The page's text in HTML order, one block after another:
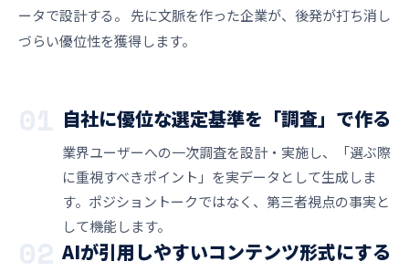
ータで設計する。 先に文脈を作った企業が、後発が打ち消し
づらい優位性を獲得します。
自社に優位な選定基準を「調査」で作る
業界ユーザーへの一次調査を設計・実施し、「選ぶ際
に重視すべきポイント」を実データとして生成しま
す。ポジショントークではなく、第三者視点の事実と
して機能します。
AIが引用しやすいコンテンツ形式にする